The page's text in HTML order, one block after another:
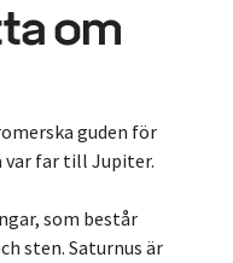
om
guden för
var far till Jupiter.
som består
sten. Saturnus är